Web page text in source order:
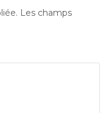
Les champs